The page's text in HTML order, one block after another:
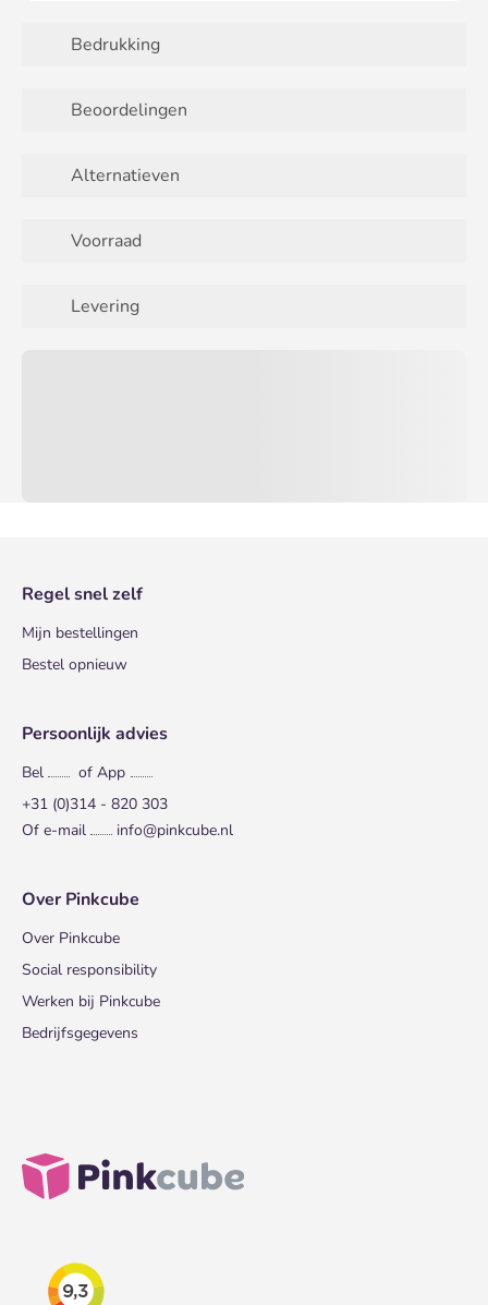
Bedrukking
Beoordelingen
Alternatieven
Voorraad
Levering
Regel snel zelf
Mijn bestellingen
Bestel opnieuw
Persoonlijk advies
Bel
of App
+31 (0)314 - 820 303
Of e-mail
info@pinkcube.nl
Over Pinkcube
Over Pinkcube
Social responsibility
Werken bij Pinkcube
Bedrijfsgegevens